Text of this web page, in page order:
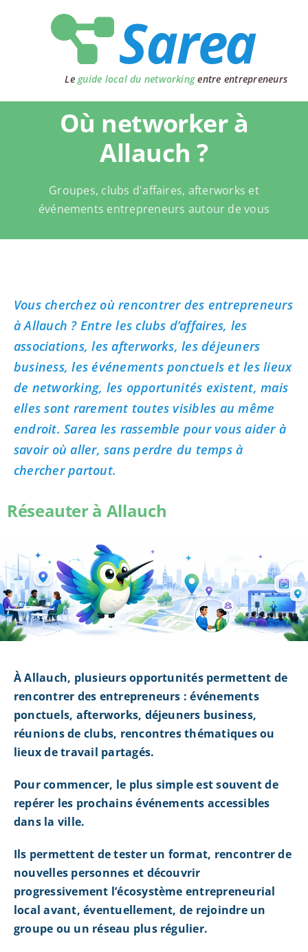
Le guide local du networkingentre entrepreneurs
Où networker à
Allauch ?
Groupes, clubs d'affaires, afterworks et
événements entrepreneurs autour de vous
Vous cherchez où rencontrer des entrepreneurs
à Allauch ? Entre les clubs d’affaires, les
associations, les afterworks, les déjeuners
business, les événements ponctuels et les lieux
de networking, les opportunités existent, mais
elles sont rarement toutes visibles au même
endroit. Sarea les rassemble pour vous aider à
savoir où aller, sans perdre du temps à
chercher partout.
Réseauter à Allauch
À Allauch, plusieurs opportunités permettent de
rencontrer des entrepreneurs : événements
ponctuels, afterworks, déjeuners business,
réunions de clubs, rencontres thématiques ou
lieux de travail partagés.
Pour commencer, le plus simple est souvent de
repérer les prochains événements accessibles
dans la ville.
Ils permettent de tester un format, rencontrer de
nouvelles personnes et découvrir
progressivement l’écosystème entrepreneurial
local avant, éventuellement, de rejoindre un
groupe ou un réseau plus régulier.